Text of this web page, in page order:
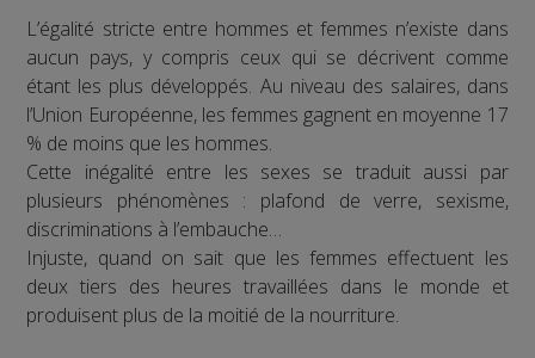
L’égalité stricte entre hommes et femmes n’existe dans
aucun pays, y compris ceux qui se décrivent comme
étant les plus développés. Au niveau des salaires, dans
l’Union Européenne, les femmes gagnent en moyenne 17
% de moins que les hommes.
Cette inégalité entre les sexes se traduit aussi par
plusieurs phénomènes : plafond de verre, sexisme,
discriminations à l’embauche…
Injuste, quand on sait que les femmes effectuent les
deux tiers des heures travaillées dans le monde et
produisent plus de la moitié de la nourriture.